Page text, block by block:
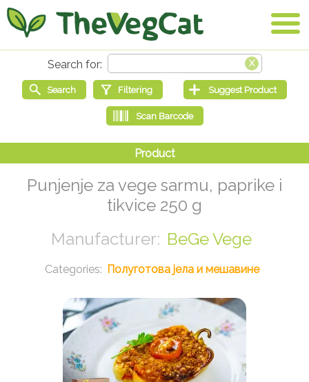
Punjenje za vege sarmu, paprike i
tikvice 250 g
BeGe Vege
Полуготова јела и мешавине